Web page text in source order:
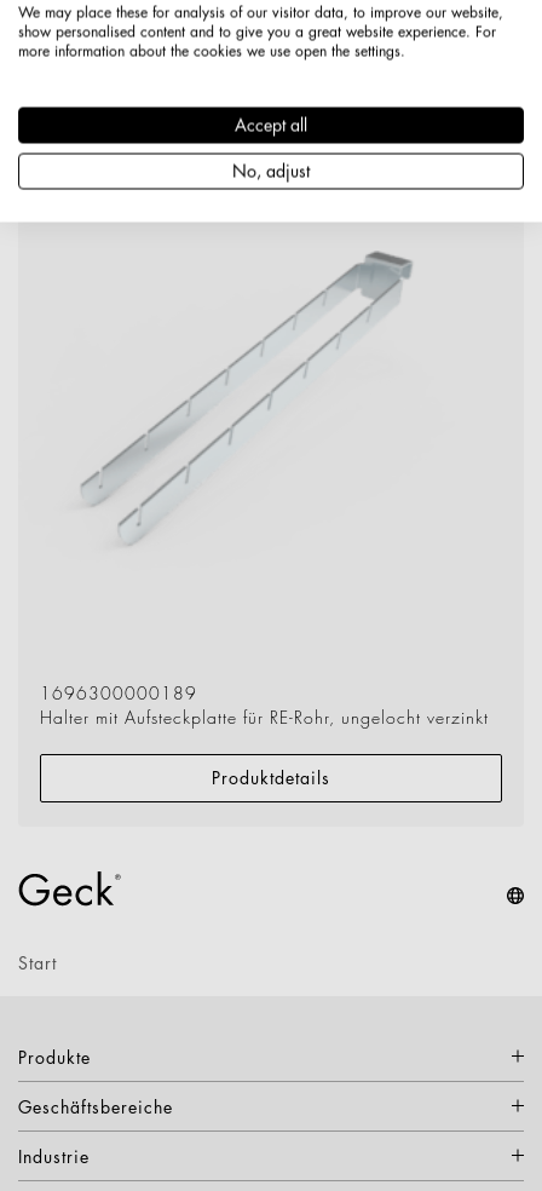
1696300000189
Halter mit Aufsteckplatte für RE-Rohr, ungelocht verzinkt
Produktdetails
Start
Produkte
Geschäftsbereiche
Industrie
We may place these for analysis of our visitor data, to improve our website,
show personalised content and to give you a great website experience. For
more information about the cookies we use open the settings.
Accept all
No, adjust